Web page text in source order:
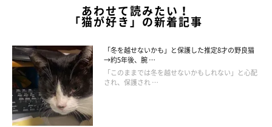
あわせて読みたい！
「猫が好き」の新着記事
「冬を越せないかも」と保護した推定8才の野良猫
→約5年後、腕 …
「このままでは冬を越せないかもしれない」と心配
され、保護され …